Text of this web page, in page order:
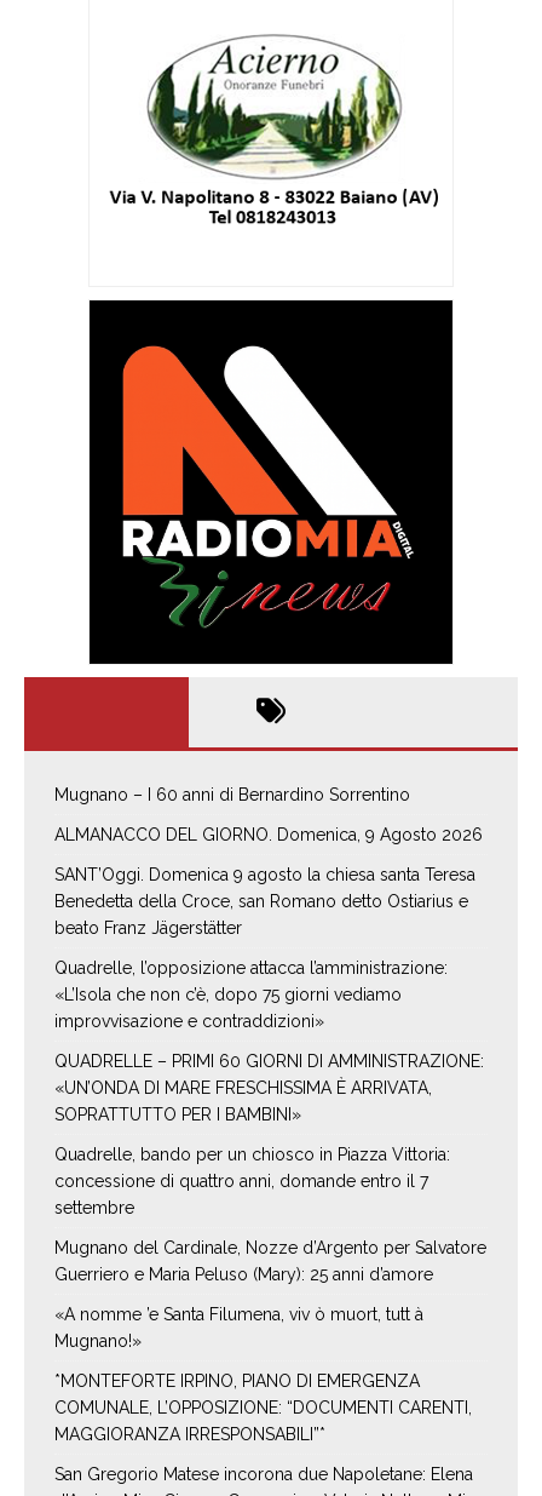
Mugnano – I 60 anni di Bernardino Sorrentino
ALMANACCO DEL GIORNO. Domenica, 9 Agosto 2026
SANT’Oggi. Domenica 9 agosto la chiesa santa Teresa
Benedetta della Croce, san Romano detto Ostiarius e
beato Franz Jägerstätter
Quadrelle, l’opposizione attacca l’amministrazione:
«L’Isola che non c’è, dopo 75 giorni vediamo
improvvisazione e contraddizioni»
QUADRELLE – PRIMI 60 GIORNI DI AMMINISTRAZIONE:
«UN’ONDA DI MARE FRESCHISSIMA È ARRIVATA,
SOPRATTUTTO PER I BAMBINI»
Quadrelle, bando per un chiosco in Piazza Vittoria:
concessione di quattro anni, domande entro il 7
settembre
Mugnano del Cardinale, Nozze d’Argento per Salvatore
Guerriero e Maria Peluso (Mary): 25 anni d’amore
«A nomme ’e Santa Filumena, viv ò muort, tutt à
Mugnano!»
*MONTEFORTE IRPINO, PIANO DI EMERGENZA
COMUNALE, L’OPPOSIZIONE: “DOCUMENTI CARENTI,
MAGGIORANZA IRRESPONSABILI”*
San Gregorio Matese incorona due Napoletane: Elena